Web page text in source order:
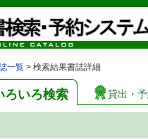
一覧 > 検索結果書誌詳細
ろいろ検索 貸出・